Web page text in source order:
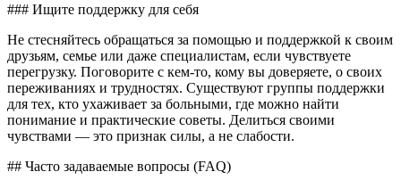
### Ищите поддержку для себя
Не стесняйтесь обращаться за помощью и поддержкой к своим
друзьям, семье или даже специалистам, если чувствуете
перегрузку. Поговорите с кем-то, кому вы доверяете, о своих
переживаниях и трудностях. Существуют группы поддержки
для тех, кто ухаживает за больными, где можно найти
понимание и практические советы. Делиться своими
чувствами — это признак силы, а не слабости.
## Часто задаваемые вопросы (FAQ)